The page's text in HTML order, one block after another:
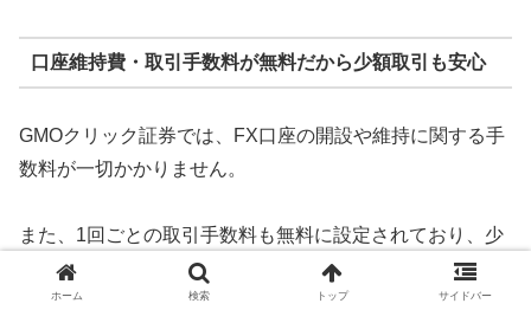
口座維持費・取引手数料が無料だから少額取引も安心
GMOクリック証券では、FX口座の開設や維持に関する手
数料が一切かかりません。
また、1回ごとの取引手数料も無料に設定されており、少
額での売買を頻繁に行う方にとっては、安心して使える料
金体系となっています。
ホーム 検索 トップ サイドバー